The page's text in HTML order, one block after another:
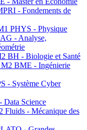
- Fondements de
PHYS - Physique
- Analyse,
BH - Biologie et Santé
BME - Ingénierie
- Système Cyber
Science
- Mécanique des